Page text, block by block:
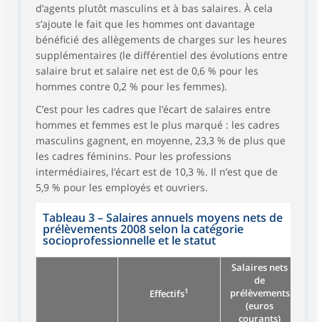
d’agents plutôt masculins et à bas salaires. À cela
s’ajoute le fait que les hommes ont davantage
bénéficié des allègements de charges sur les heures
supplémentaires (le différentiel des évolutions entre
salaire brut et salaire net est de 0,6 % pour les
hommes contre 0,2 % pour les femmes).
C’est pour les cadres que l’écart de salaires entre
hommes et femmes est le plus marqué : les cadres
masculins gagnent, en moyenne, 23,3 % de plus que
les cadres féminins. Pour les professions
intermédiaires, l’écart est de 10,3 %. Il n’est que de
5,9 % pour les employés et ouvriers.
Tableau 3–Salaires annuels moyens nets de
prélèvements 2008 selon la catégorie
socioprofessionnelle et le statut
Effectifs1
Salaires nets
de
prélèvements
(euros
courants)